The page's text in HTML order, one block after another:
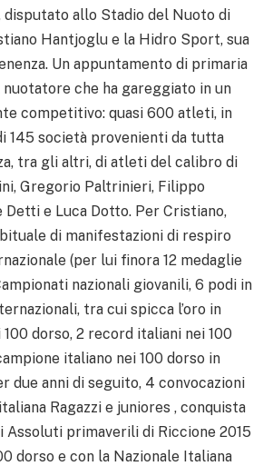
disputato allo Stadio del Nuoto di
Hantjoglu e la Hidro Sport, sua
Un appuntamento di primaria
che ha gareggiato in un
competitivo: quasi 600 atleti, in
145 società provenienti da tutta
tra gli altri, di atleti del calibro di
Gregorio Paltrinieri, Filippo
Detti e Luca Dotto. Per Cristiano,
di manifestazioni di respiro
(per lui finora 12 medaglie
nazionali giovanili, 6 podi in
tra cui spicca l’oro in
dorso, 2 record italiani nei 100
italiano nei 100 dorso in
due anni di seguito, 4 convocazioni
Ragazzi e juniores , conquista
Assoluti primaverili di Riccione 2015
dorso e con la Nazionale Italiana